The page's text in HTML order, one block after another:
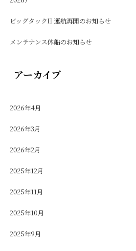
ビッグタックII 運航再開のお知らせ
メンテナンス休船のお知らせ
アーカイブ
2026年4月
2026年3月
2026年2月
2025年12月
2025年11月
2025年10月
2025年9月